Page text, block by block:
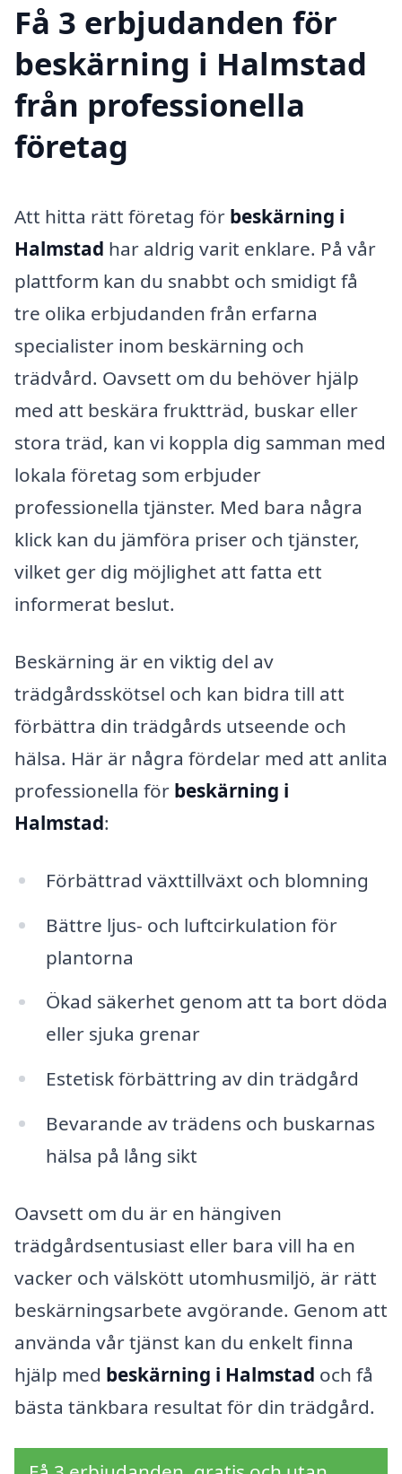
Få 3 erbjudanden för
beskärning i Halmstad
från professionella
företag
Att hitta rätt företag för beskärning i
Halmstad har aldrig varit enklare. På vår
plattform kan du snabbt och smidigt få
tre olika erbjudanden från erfarna
specialister inom beskärning och
trädvård. Oavsett om du behöver hjälp
med att beskära fruktträd, buskar eller
stora träd, kan vi koppla dig samman med
lokala företag som erbjuder
professionella tjänster. Med bara några
klick kan du jämföra priser och tjänster,
vilket ger dig möjlighet att fatta ett
informerat beslut.
Beskärning är en viktig del av
trädgårdsskötsel och kan bidra till att
förbättra din trädgårds utseende och
hälsa. Här är några fördelar med att anlita
professionella för beskärning i
Halmstad:
Förbättrad växttillväxt och blomning
Bättre ljus- och luftcirkulation för
plantorna
Ökad säkerhet genom att ta bort döda
eller sjuka grenar
Estetisk förbättring av din trädgård
Bevarande av trädens och buskarnas
hälsa på lång sikt
Oavsett om du är en hängiven
trädgårdsentusiast eller bara vill ha en
vacker och välskött utomhusmiljö, är rätt
beskärningsarbete avgörande. Genom att
använda vår tjänst kan du enkelt finna
hjälp med beskärning i Halmstad och få
bästa tänkbara resultat för din trädgård.